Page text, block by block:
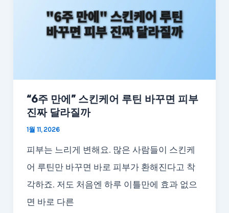
“6주 만에” 스킨케어 루틴 바꾸면 피부
진짜 달라질까
1월 11, 2026
피부는 느리게 변해요. 많은 사람들이 스킨케
어 루틴만 바꾸면 바로 피부가 환해진다고 착
각하죠. 저도 처음엔 하루 이틀만에 효과 없으
면 바로 다른